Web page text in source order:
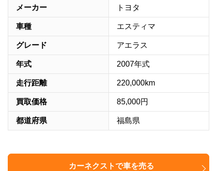
メーカー トヨタ
車種 エスティマ
グレード アエラス
年式 2007年式
走行距離 220,000km
買取価格 85,000円
都道府県 福島県
カーネクストで車を売る